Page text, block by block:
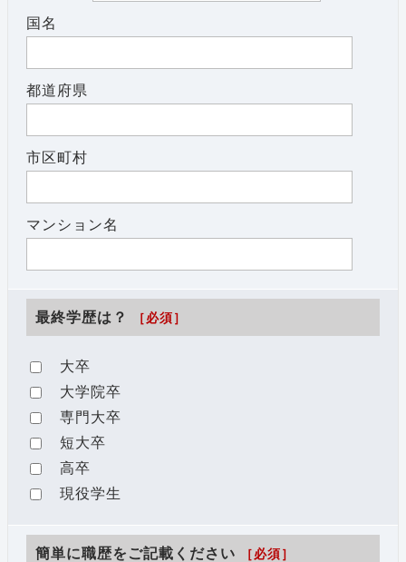
国名
都道府県
市区町村
マンション名
最終学歴は？ ［必須］
大卒
大学院卒
専門大卒
短大卒
高卒
現役学生
簡単に職歴をご記載ください ［必須］